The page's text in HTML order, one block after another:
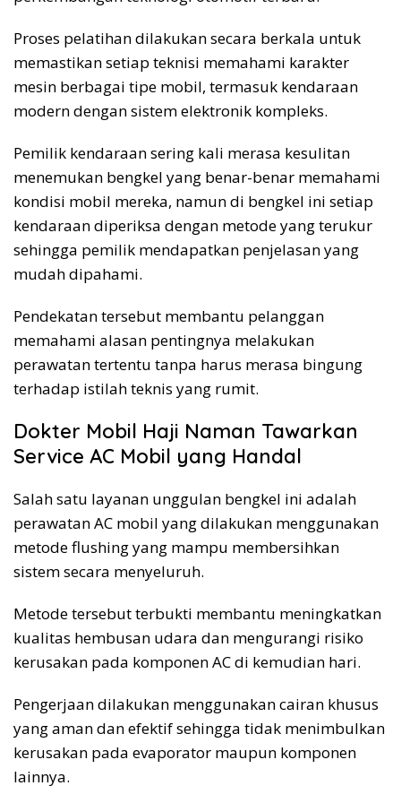
Proses pelatihan dilakukan secara berkala untuk
memastikan setiap teknisi memahami karakter
mesin berbagai tipe mobil, termasuk kendaraan
modern dengan sistem elektronik kompleks.
Pemilik kendaraan sering kali merasa kesulitan
menemukan bengkel yang benar-benar memahami
kondisi mobil mereka, namun di bengkel ini setiap
kendaraan diperiksa dengan metode yang terukur
sehingga pemilik mendapatkan penjelasan yang
mudah dipahami.
Pendekatan tersebut membantu pelanggan
memahami alasan pentingnya melakukan
perawatan tertentu tanpa harus merasa bingung
terhadap istilah teknis yang rumit.
Dokter Mobil Haji Naman Tawarkan
Service AC Mobil yang Handal
Salah satu layanan unggulan bengkel ini adalah
perawatan AC mobil yang dilakukan menggunakan
metode flushing yang mampu membersihkan
sistem secara menyeluruh.
Metode tersebut terbukti membantu meningkatkan
kualitas hembusan udara dan mengurangi risiko
kerusakan pada komponen AC di kemudian hari.
Pengerjaan dilakukan menggunakan cairan khusus
yang aman dan efektif sehingga tidak menimbulkan
kerusakan pada evaporator maupun komponen
lainnya.